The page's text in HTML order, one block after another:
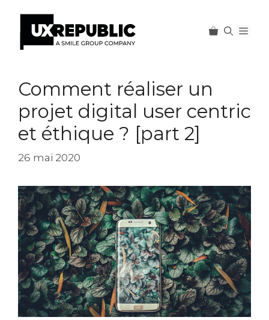
contenu
Comment réaliser un
projet digital user centric
et éthique ? [part 2]
26 mai 2020